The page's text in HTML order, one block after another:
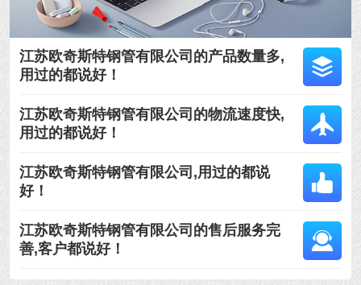
江苏欧奇斯特钢管有限公司的产品数量多,
用过的都说好！
江苏欧奇斯特钢管有限公司的物流速度快,
用过的都说好！
江苏欧奇斯特钢管有限公司,用过的都说
好！
江苏欧奇斯特钢管有限公司的售后服务完
善,客户都说好！